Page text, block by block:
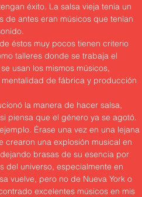
éxito. La salsa vieja tenía un
de antes eran músicos que tenían
éstos muy pocos tienen criterio
talleres donde se trabaja el
usan los mismos músicos,
de fábrica y producción
la manera de hacer salsa,
piensa que el género ya se agotó.
Érase una vez en una lejana
crearon una explosión musical en
brasas de su esencia por
del universo, especialmente en
vuelve, pero no de Nueva York o
excelentes músicos en mis